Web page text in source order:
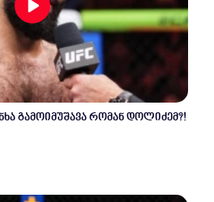
გამოიმუშავა რომან დოლიძემ?!